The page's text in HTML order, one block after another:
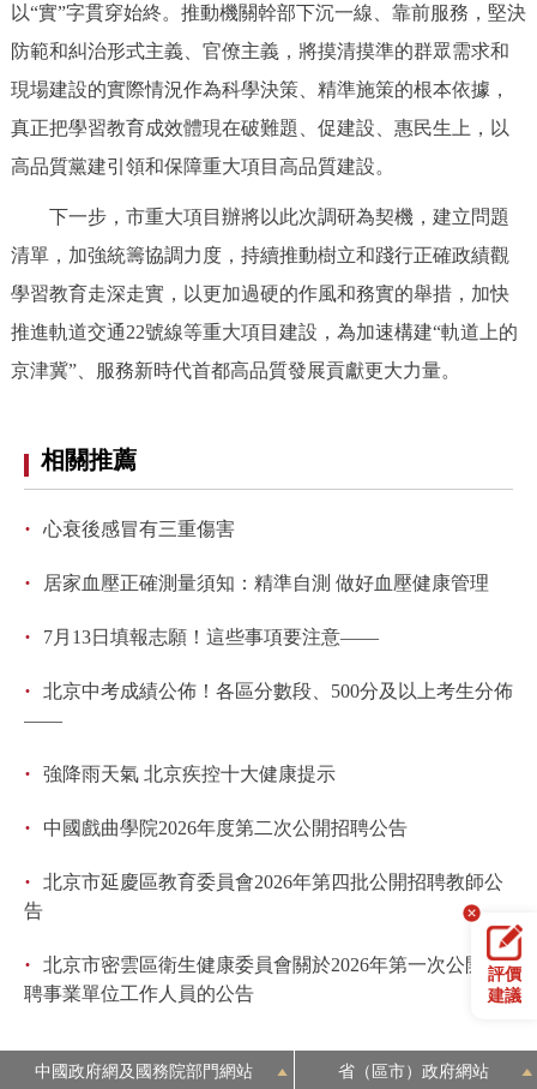
回到頂部
以“實”字貫穿始終。推動機關幹部下沉一線、靠前服務，堅決
防範和糾治形式主義、官僚主義，將摸清摸準的群眾需求和
現場建設的實際情況作為科學決策、精準施策的根本依據，
真正把學習教育成效體現在破難題、促建設、惠民生上，以
高品質黨建引領和保障重大項目高品質建設。
下一步，市重大項目辦將以此次調研為契機，建立問題
清單，加強統籌協調力度，持續推動樹立和踐行正確政績觀
學習教育走深走實，以更加過硬的作風和務實的舉措，加快
推進軌道交通22號線等重大項目建設，為加速構建“軌道上的
京津冀”、服務新時代首都高品質發展貢獻更大力量。
相關推薦
· 心衰後感冒有三重傷害
· 居家血壓正確測量須知：精準自測 做好血壓健康管理
· 7月13日填報志願！這些事項要注意——
·
北京中考成績公佈！各區分數段、500分及以上考生分佈
——
· 強降雨天氣 北京疾控十大健康提示
· 中國戲曲學院2026年度第二次公開招聘公告
·
北京市延慶區教育委員會2026年第四批公開招聘教師公
告
·
北京市密雲區衛生健康委員會關於2026年第一次公開招
聘事業單位工作人員的公告
評價
建議
中國政府網及國務院部門網站 省（區市）政府網站